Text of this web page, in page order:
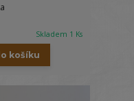
Skladem 1 Ks
košíku